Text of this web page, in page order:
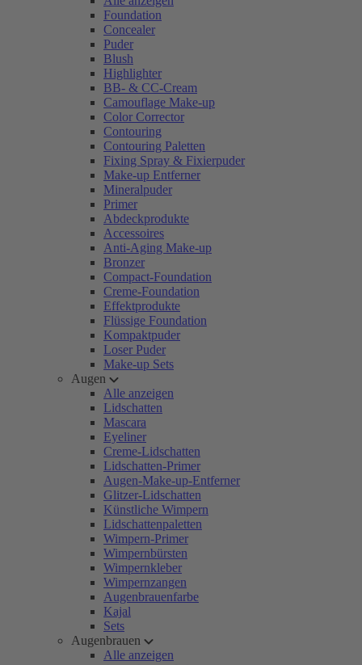
Foundation
Concealer
Puder
Blush
Highlighter
BB- & CC-Cream
Camouflage Make-up
Color Corrector
Contouring
Contouring Paletten
Fixing Spray & Fixierpuder
Make-up Entferner
Mineralpuder
Primer
Abdeckprodukte
Accessoires
Anti-Aging Make-up
Bronzer
Compact-Foundation
Creme-Foundation
Effektprodukte
Flüssige Foundation
Kompaktpuder
Loser Puder
Make-up Sets
Augen
Alle anzeigen
Lidschatten
Mascara
Eyeliner
Creme-Lidschatten
Lidschatten-Primer
Augen-Make-up-Entferner
Glitzer-Lidschatten
Künstliche Wimpern
Lidschattenpaletten
Wimpern-Primer
Wimpernbürsten
Wimpernkleber
Wimpernzangen
Augenbrauenfarbe
Kajal
Sets
Augenbrauen
Alle anzeigen